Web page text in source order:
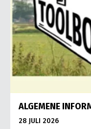
ALGEMENE
28 JULI 2026